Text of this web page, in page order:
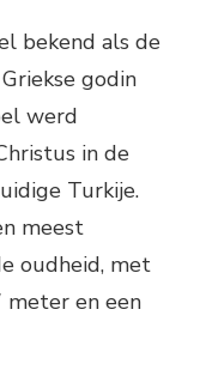
bekend als de
godin
werd
in de
Turkije.
meest
oudheid, met
en een